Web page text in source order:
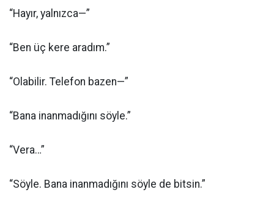
“Hayır, yalnızca—”
“Ben üç kere aradım.”
“Olabilir. Telefon bazen—”
“Bana inanmadığını söyle.”
“Vera…”
“Söyle. Bana inanmadığını söyle de bitsin.”